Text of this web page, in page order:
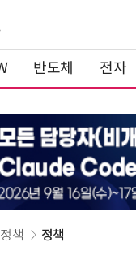
반도체 전자
책 정책